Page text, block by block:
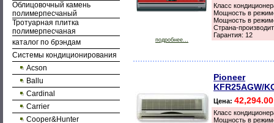
Облицовочный камень
полимерпесчаный
Тротуарная плитка
полимерпесчаная
каталог по брэндам
Системы кондиционирования
Acson
Ballu
Cardinal
Carrier
Cooper&Hunter
подробнее...
Класс
Мощность в
Мощность в
Страна-
Гарантия: 12
Pioneer
KFR25AGW/
Цена:
Класс
Мощность в